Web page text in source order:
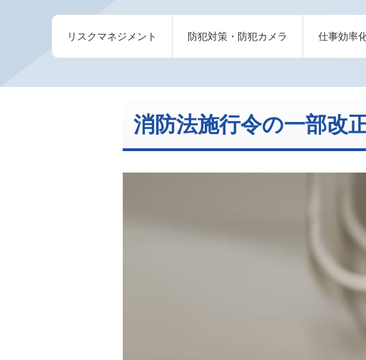
リスクマネジメント 防犯対策・防犯カメラ 仕事効率
消防法施行令の一部改